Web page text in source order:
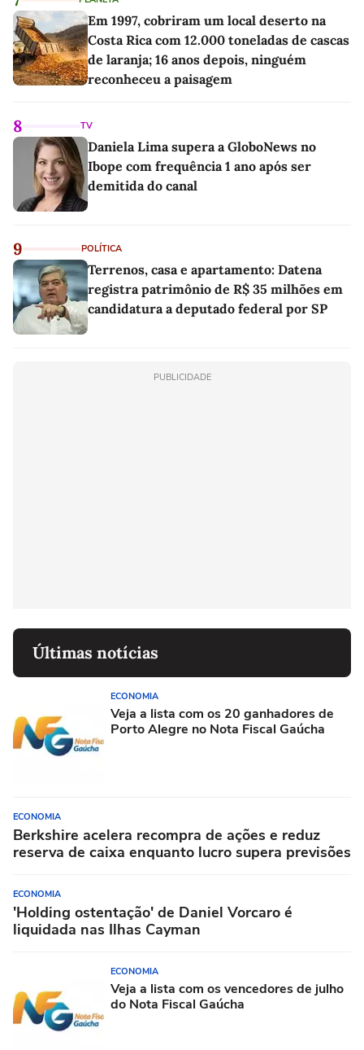
Em 1997, cobriram um local deserto na
Costa Rica com 12.000 toneladas de cascas
de laranja; 16 anos depois, ninguém
reconheceu a paisagem
8 TV
Daniela Lima supera a GloboNews no
Ibope com frequência 1 ano após ser
demitida do canal
9 POLÍTICA
Terrenos, casa e apartamento: Datena
registra patrimônio de R$ 35 milhões em
candidatura a deputado federal por SP
PUBLICIDADE
Últimas notícias
ECONOMIA
Veja a lista com os 20 ganhadores de
Porto Alegre no Nota Fiscal Gaúcha
ECONOMIA
Berkshire acelera recompra de ações e reduz
reserva de caixa enquanto lucro supera previsões
ECONOMIA
'Holding ostentação' de Daniel Vorcaro é
liquidada nas Ilhas Cayman
ECONOMIA
Veja a lista com os vencedores de julho
do Nota Fiscal Gaúcha